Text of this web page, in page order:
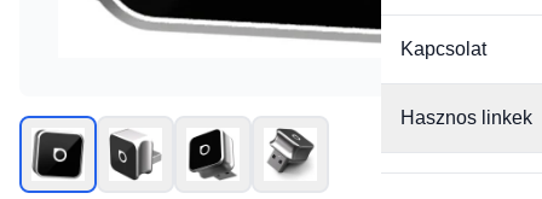
Kapcsolat
Hasznos linkek